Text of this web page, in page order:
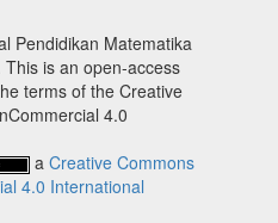
Pendidikan Matematika
is an open-access
terms of the Creative
4.0
a Creative Commons
4.0 International